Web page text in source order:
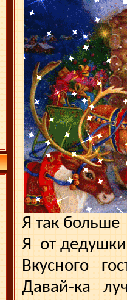
Я так больше
Я
от дедушки
Вкусного
Давай-ка